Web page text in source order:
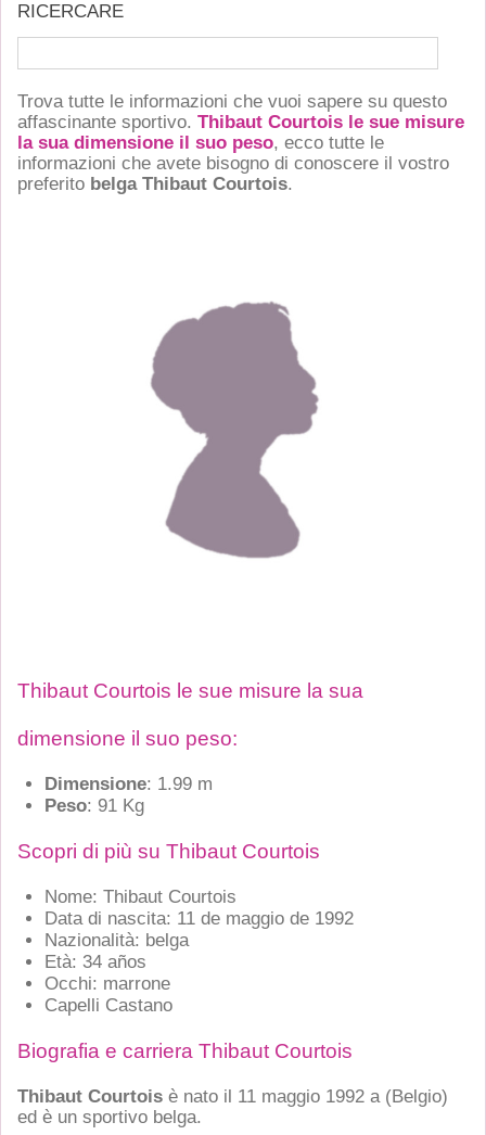
RICERCARE
Trova tutte le informazioni che vuoi sapere su questo
affascinante sportivo. Thibaut Courtois le sue misure
la sua dimensione il suo peso, ecco tutte le
informazioni che avete bisogno di conoscere il vostro
preferito belga Thibaut Courtois.
Thibaut Courtois le sue misure la sua
dimensione il suo peso:
Dimensione: 1.99 m
Peso: 91 Kg
Scopri di più su Thibaut Courtois
Nome: Thibaut Courtois
Data di nascita: 11 de maggio de 1992
Nazionalità: belga
Età: 34 años
Occhi: marrone
Capelli Castano
Biografia e carriera Thibaut Courtois
Thibaut Courtois è nato il 11 maggio 1992 a (Belgio)
ed è un sportivo belga.